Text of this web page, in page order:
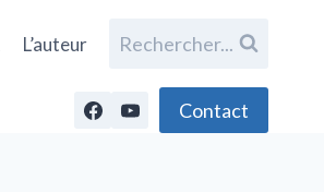
L’auteur Rechercher...
Contact